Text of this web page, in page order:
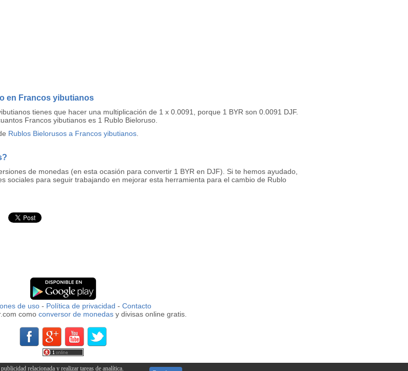
relacionada y realizar tareas de analítica.
en Francos yibutianos
tienes que hacer una multiplicación de 1 x 0.0091, porque 1 BYR son 0.0091 DJF.
Francos yibutianos es 1 Rublo Bieloruso.
Rublos Bielorusos a Francos yibutianos
de monedas (en esta ocasión para convertir 1 BYR en DJF). Si te hemos ayudado,
sociales para seguir trabajando en mejorar esta herramienta para el cambio de Rublo
de uso- Política de privacidad - Contacto
como conversor de monedas y divisas online gratis.